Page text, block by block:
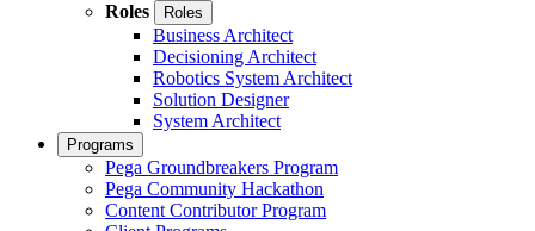
Roles
Roles
Business Architect
Decisioning Architect
Robotics System Architect
Solution Designer
System Architect
Programs
Pega Groundbreakers Program
Pega Community Hackathon
Content Contributor Program